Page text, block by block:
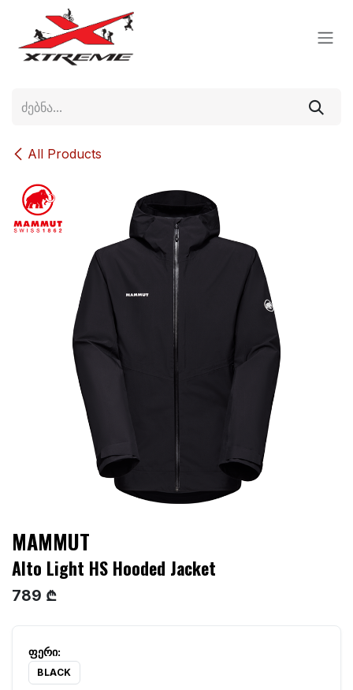
Skip to Content
All Products
MAMMUT
Alto Light HS Hooded Jacket
789 ₾
BLACK